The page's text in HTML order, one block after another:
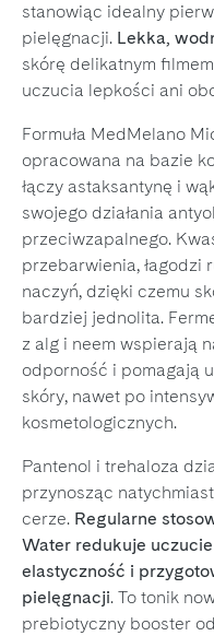
stanowiąc idealny
pielęgnacji. Lekka,
skórę delikatnym
uczucia lepkości ani
Formuła MedMelano
opracowana na bazie
łączy astaksantynę i
swojego działania
przeciwzapalnego.
przebarwienia, łagodzi
naczyń, dzięki czemu
bardziej jednolita.
z alg i neem wspierają
odporność i pomagają
skóry, nawet po
kosmetologicznych.
Pantenol i trehaloza
przynosząc
cerze. Regularne
Water redukuje
elastyczność i
pielęgnacji. To tonik
prebiotyczny booster